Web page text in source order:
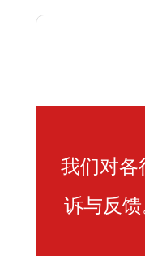
我们对各
诉与反